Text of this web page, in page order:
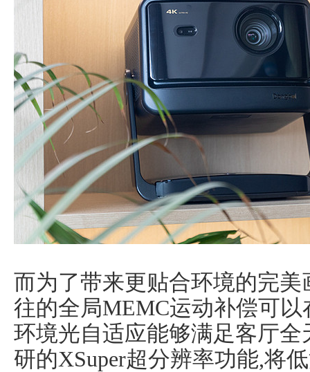
而为了带来更贴合环境的完
往的全局MEMC运动补偿可
环境光自适应能够满足客厅
研的XSuper超分辨率功能,将